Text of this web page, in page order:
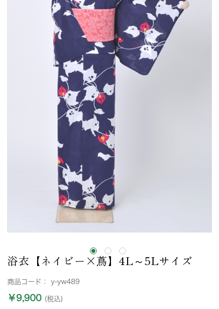
浴衣【ネイビー×蔦】4L～5Lサイズ
商品コード： y-yw489
￥9,900 (税込)